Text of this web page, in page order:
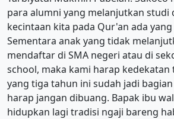
para alumni yang melanjutkan studi
kecintaan kita pada Qur'an ada
Sementara anak yang tidak
mendaftar di SMA negeri atau di
school, maka kami harap
yang tiga tahun ini sudah jadi
harap jangan dibuang. Bapak ibu
hidupkan lagi tradisi ngaji bareng